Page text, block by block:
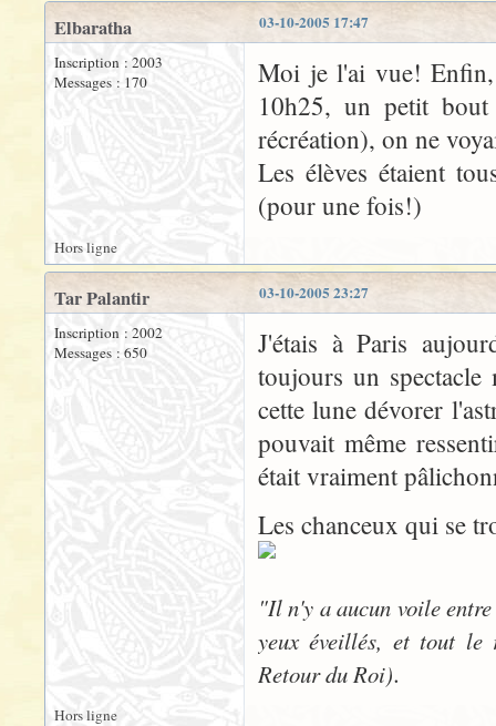
03-10-2005 17:47
Elbaratha
Inscription : 2003
Messages : 170
Moi je l'ai vue!
10h25, un petit
récréation), on ne
Les élèves étaient
(pour une fois!)
Hors ligne
03-10-2005 23:27
Tar Palantir
Inscription : 2002
Messages : 650
J'étais à Paris
toujours un
cette lune dévorer
pouvait même
était vraiment
Les chanceux qui se
"Il n'y a aucun voile
yeux éveillés, et tout
Retour du Roi).
Hors ligne